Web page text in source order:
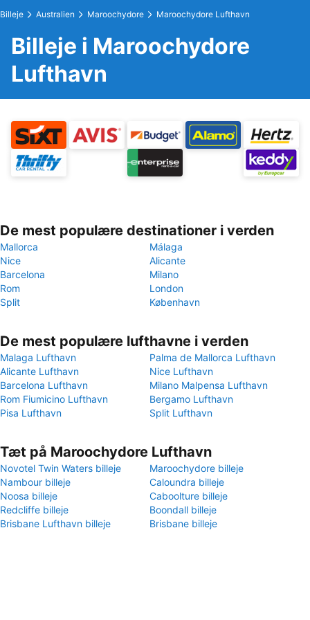
Billeje Australien Maroochydore Maroochydore Lufthavn
Billeje i Maroochydore
Lufthavn
De mest populære destinationer i verden
Mallorca
Málaga
Nice
Alicante
Barcelona
Milano
Rom
London
Split
København
De mest populære lufthavne i verden
Malaga Lufthavn
Palma de Mallorca Lufthavn
Alicante Lufthavn
Nice Lufthavn
Barcelona Lufthavn
Milano Malpensa Lufthavn
Rom Fiumicino Lufthavn
Bergamo Lufthavn
Pisa Lufthavn
Split Lufthavn
Tæt på Maroochydore Lufthavn
Novotel Twin Waters billeje
Maroochydore billeje
Nambour billeje
Caloundra billeje
Noosa billeje
Caboolture billeje
Redcliffe billeje
Boondall billeje
Brisbane Lufthavn billeje
Brisbane billeje